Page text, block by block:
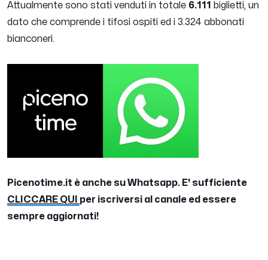
Attualmente sono stati venduti in totale 6.111
biglietti, un
dato che comprende i tifosi ospiti ed i 3.324 abbonati
bianconeri.
Picenotime.it è anche su Whatsapp. E' sufficiente
CLICCARE QUI per iscriversi al canale ed essere
sempre aggiornati!